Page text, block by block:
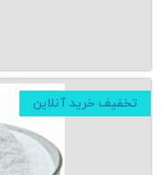
تخفیف خرید آنلاین